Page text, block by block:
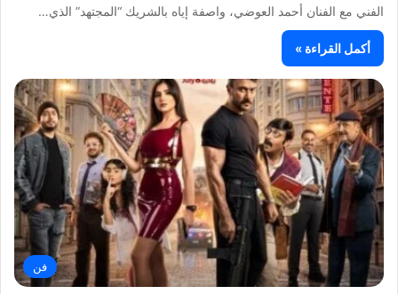
الفني مع الفنان أحمد العوضي، واصفة إياه بالشريك “المجتهد” الذي…
أكمل القراءة »
فن